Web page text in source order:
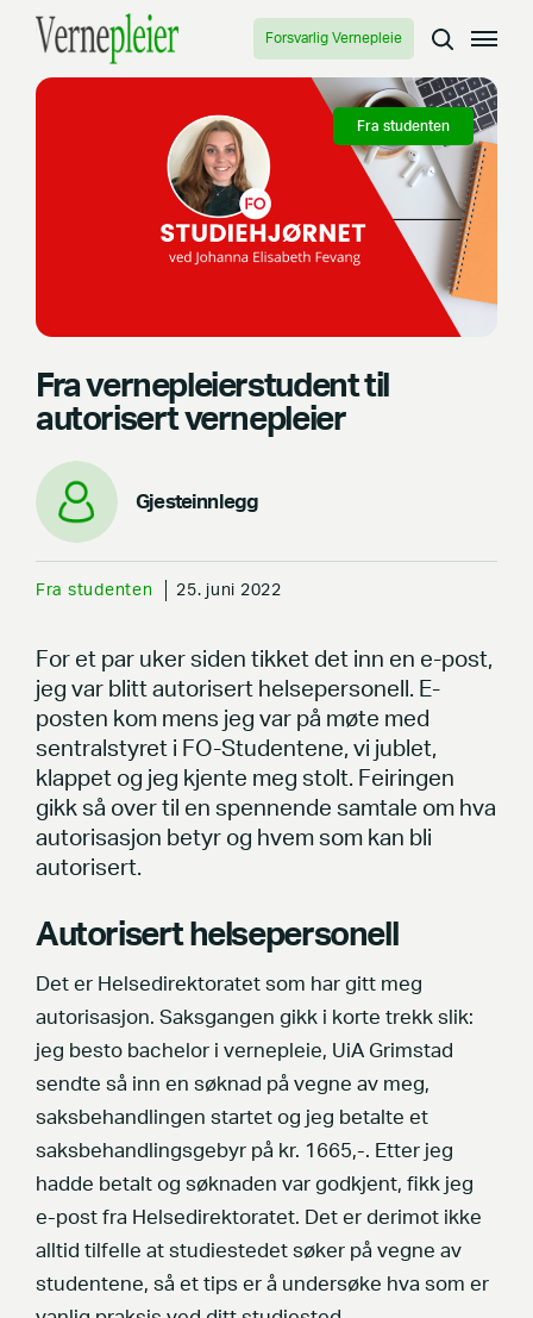
Forsvarlig Vernepleie
Fra studenten
Fra vernepleierstudent til
autorisert vernepleier
Gjesteinnlegg
Fra studenten 25. juni 2022
For et par uker siden tikket det inn en e-post,
jeg var blitt autorisert helsepersonell. E-
posten kom mens jeg var på møte med
sentralstyret i FO-Studentene, vi jublet,
klappet og jeg kjente meg stolt. Feiringen
gikk så over til en spennende samtale om hva
autorisasjon betyr og hvem som kan bli
autorisert.
Autorisert helsepersonell
Det er Helsedirektoratet som har gitt meg
autorisasjon. Saksgangen gikk i korte trekk slik:
jeg besto bachelor i vernepleie, UiA Grimstad
sendte så inn en søknad på vegne av meg,
saksbehandlingen startet og jeg betalte et
saksbehandlingsgebyr på kr. 1665,-. Etter jeg
hadde betalt og søknaden var godkjent, fikk jeg
e-post fra Helsedirektoratet. Det er derimot ikke
alltid tilfelle at studiestedet søker på vegne av
studentene, så et tips er å undersøke hva som er